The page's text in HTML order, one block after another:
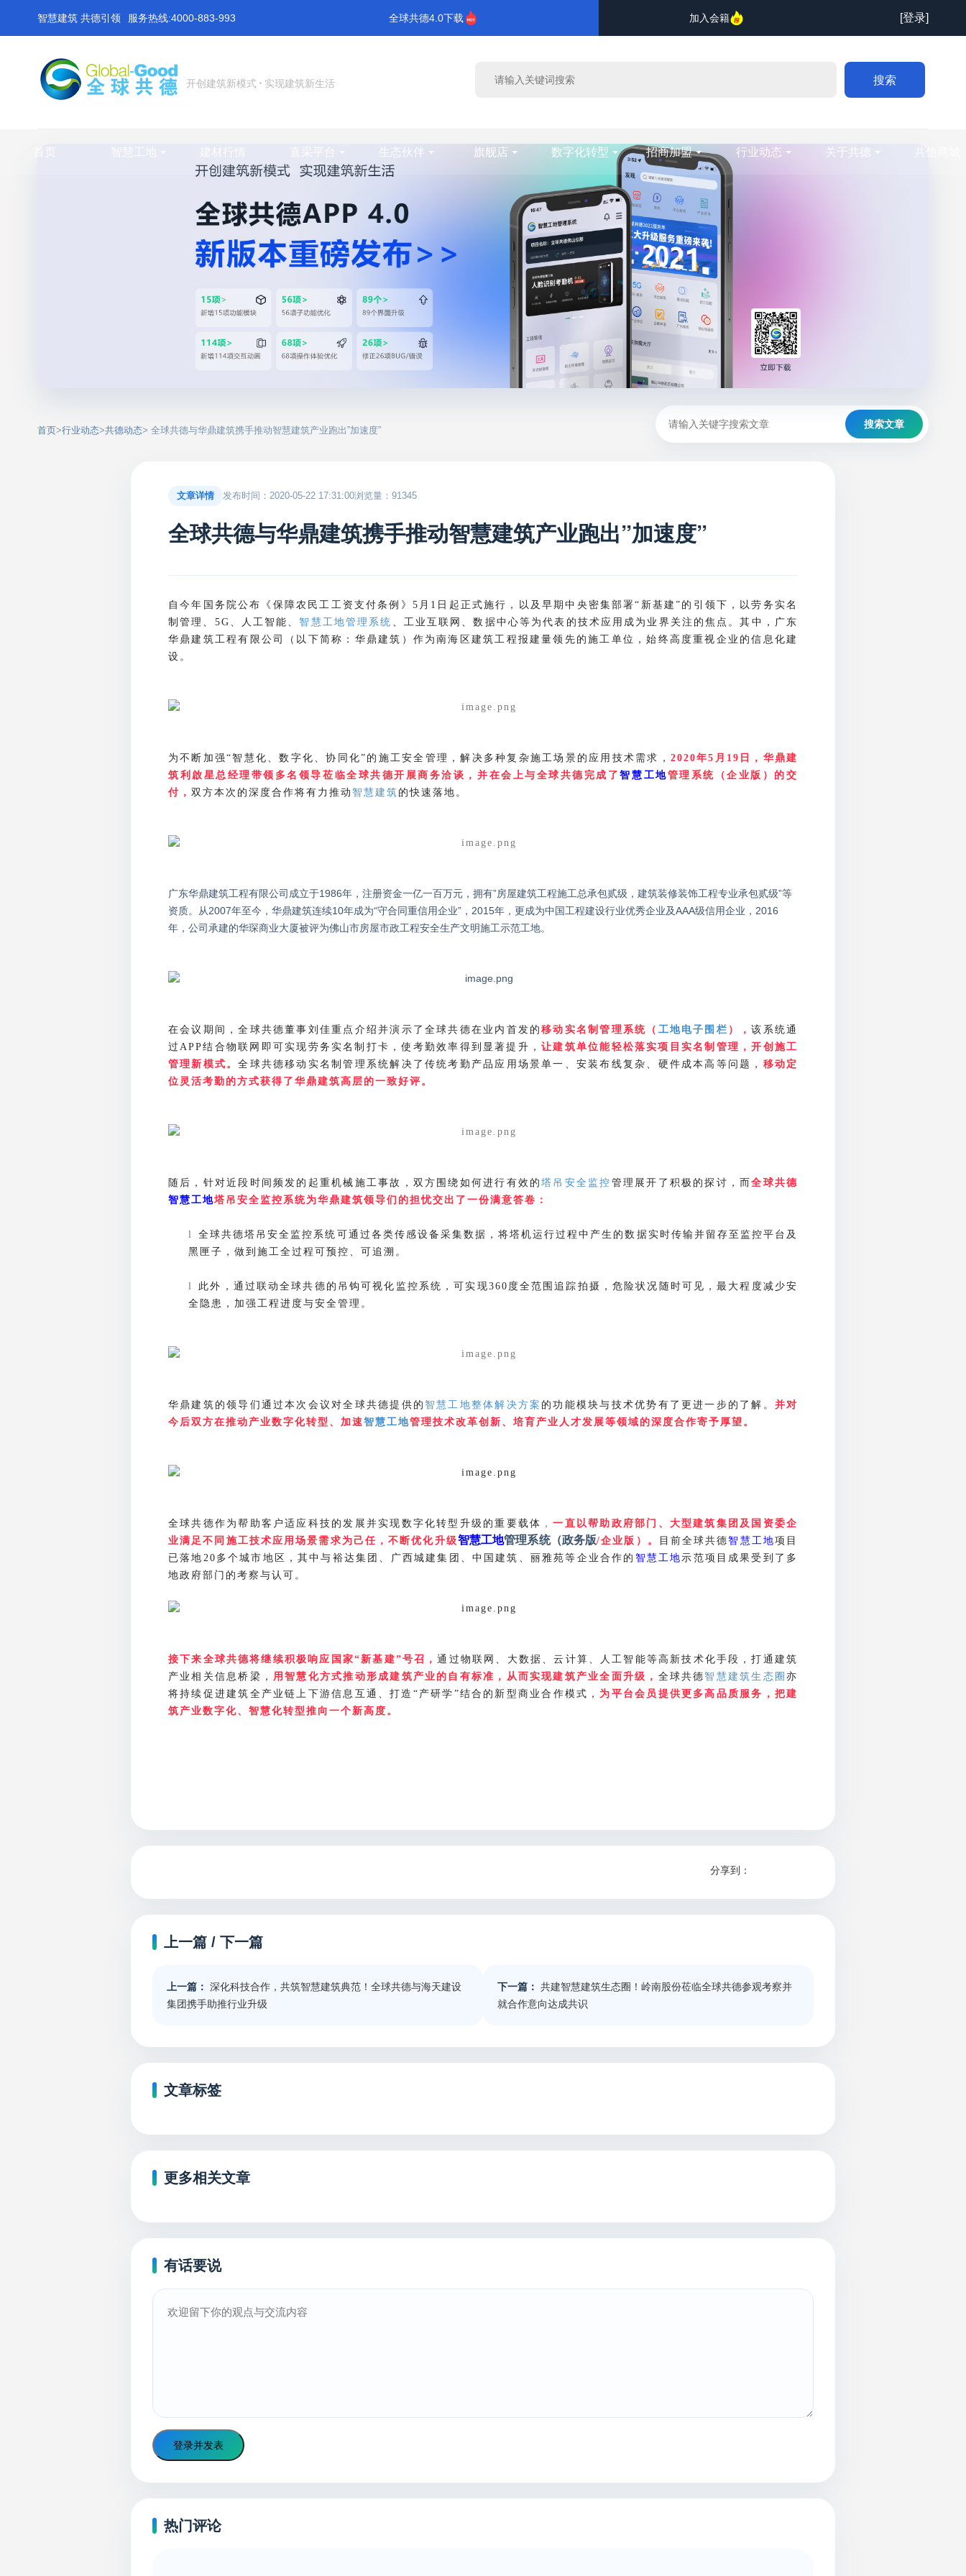
智慧建筑 共德引领 服务热线:4000-883-993 全球共德4.0下载 加入会籍 [登录]
开创建筑新模式 实现建筑新生活 搜索
首页 智慧工地 建材行情 直采平台 生态伙伴 旗舰店 数字化转型 招商加盟 行业动态 关于共德 共信商城
首页>行业动态>共德动态> 全球共德与华鼎建筑携手推动智慧建筑产业跑出”加速度”
搜索文章
文章详情 发布时间：2020-05-22 17:31:00浏览量：91345
全球共德与华鼎建筑携手推动智慧建筑产业跑出”加速度”
自今年国务院公布《保障农民工工资支付条例》 5 月 1 日起正式施行，以及早期中央密集部署“ 新基建” 的引领下，以劳务实名
制管理、 5G 、人工智能、 智慧工地管理系统
、工业互联网、数据中心等为代表的技术应用成为业界关注的焦点。其中，广东
华鼎建筑工程有限公司（以下简称：华鼎建筑）作为南海区建筑工程报建量领先的施工单位，始终高度重视企业的信息化建
设。
为不断加强“ 智慧化、数字化、协同化” 的施工安全管理，解决多种复杂施工场景的应用技术需求， 2020年5 月 19 日，华鼎建
筑利啟星总经理带领多名领导莅临全球共德开展商务洽谈，并在会上与全球共德完成了智慧工地管理系统（企业版）的交
付， 双方本次的深度合作将有力推动 智慧建筑的快速落地。
广东华鼎建筑工程有限公司成立于1986年，注册资金一亿一百万元，拥有”房屋建筑工程施工总承包贰级，建筑装修装饰工程专业承包贰级”等
资质。从2007年至今，华鼎建筑连续10年成为“守合同重信用企业”，2015年，更成为中国工程建设行业优秀企业及AAA级信用企业，2016
年，公司承建的华琛商业大厦被评为佛山市房屋市政工程安全生产文明施工示范工地。
在会议期间，全球共德董事刘佳重点介绍并演示了全球共德在业内首发的移动实名制管理系统 （ 工地电子围栏 ），该系统通
过 APP结合物联网即可实现劳务实名制打卡，使考勤效率得到显著提升，让建筑单位能轻松落实项目实名制管理，开创施工
管理新模式。全球共德移动实名制管理系统解决了传统考勤产品应用场景单一、安装布线复杂、硬件成本高等问题， 移动定
位灵活考勤的方式获得了华鼎建筑高层的一致好评。
随后，针对近段时间频发的起重机械施工事故，双方围绕如何进行有效的塔吊安全监控管理展开了积极的探讨，而全球共德
智慧工地塔吊安全监控系统为华鼎建筑领导们的担忧交出了一份满意答卷：
l
全球共德塔吊安全监控系统可通过各类传感设备采集数据，将塔机运行过程中产生的数据实时传输并留存至监控平台及
黑匣子，做到施工全过程可预控、可追溯。
l 此外，通过联动全球共德的吊钩可视化监控系统，可实现360 度全范围追踪拍摄，危险状况随时可见，最大程度减少安
全隐患，加强工程进度与安全管理。
华鼎建筑的领导们通过本次会议对全球共德提供的 智慧工地整体解决方案 的功能模块与技术优势有了更进一步的了解。 并对
今后双方在推动产业数字化转型、加速智慧工地管理技术改革创新、培育产业人才发展等领域的深度合作寄予厚望。
全球共德作为帮助客户适应科技的发展并实现数字化转型升级的重要载体 ，一直以帮助政府部门、大型建筑集团及国资委企
业满足不同施工技术应用场景需求为己任，不断优化升级智慧工地管理系统（政务版/企业版） 。 目前全球共德智慧工地项目
已落地 20 多个城市地区，其中与裕达集团、广西城建集团、中国建筑、丽雅苑等企业合作的 智慧工地示范项目成果受到了多
地政府部门的考察与认可。
接下来全球共德将继续积极响应国家“新基建”号召，通过物联网、大数据、云计算、人工智能等高新技术化手段，打通建筑
产业相关信息桥梁， 用智慧化方式推动形成建筑产业的自有标准，从而实现建筑产业全面升级， 全球共德智慧建筑生态圈亦
将持续促进建筑全产业链上下游信息互通、打造 “ 产研学 ”结合的新型商业合作模式， 为平台会员提供更多高品质服务，把建
筑产业数字化、智慧化转型推向一个新高度。
分享到：
上一篇 / 下一篇
上一篇： 深化科技合作，共筑智慧建筑典范！全球共德与海天建设
集团携手助推行业升级
下一篇： 共建智慧建筑生态圈！岭南股份莅临全球共德参观考察并
就合作意向达成共识
文章标签
更多相关文章
有话要说
登录并发表
热门评论